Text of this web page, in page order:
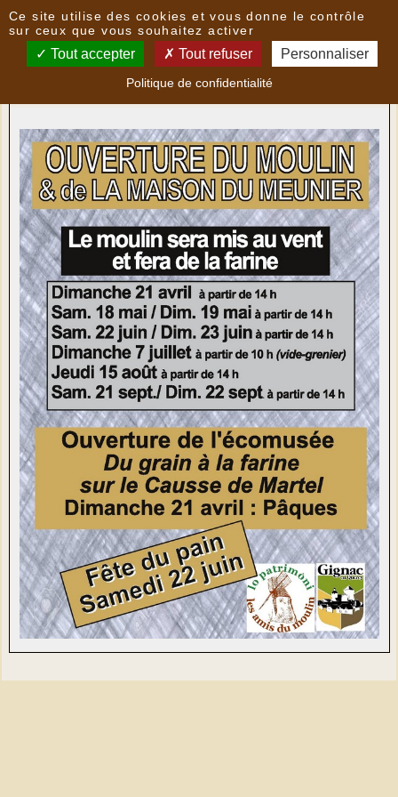
Nouvelles
Ouverture du moulin en 2019 - le24/02/2019 20:50
Ce site utilise des cookies et vous donne le contrôle
sur ceux que vous souhaitez activer
Tout accepter Tout refuser Personnaliser
Politique de confidentialité